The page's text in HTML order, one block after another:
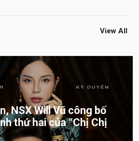
View All
NSX Will Vũ công bố
thứ hai của “Chị Chị